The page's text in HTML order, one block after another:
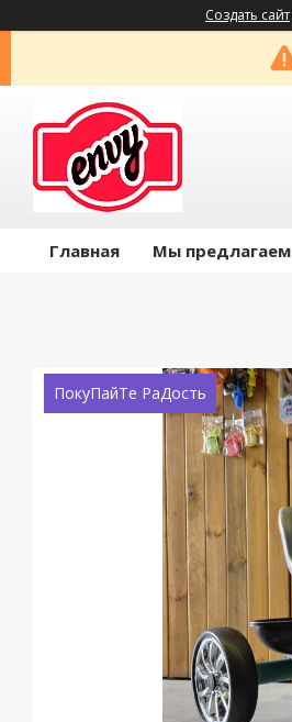
Создать сайт
Главная Мы предлагаем
ПокуПайТе РаДость